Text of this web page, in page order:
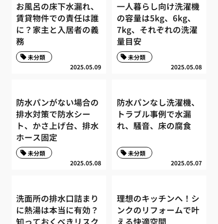
お風呂の床下水漏れ、
賃貸物件での責任は誰
に？家主と入居者の義
務
2025.05.09
未分類
一人暮らし向け洗濯機
の容量は5kg、6kg、
7kg、それぞれの洗濯
量目安
2025.05.08
未分類
防水パンがない場合の
排水対策で防水シー
ト、かさ上げ台、排水
ホース固定
2025.05.08
未分類
防水パンなし洗濯機、
トラブル事例で水漏
れ、騒音、床の腐食
2025.05.07
未分類
洗面所の排水口詰まり
に熱湯は本当に有効？
知っておくべきリスク
理想のキッチンへ！シ
ンクのリフォームで叶
える快適空間